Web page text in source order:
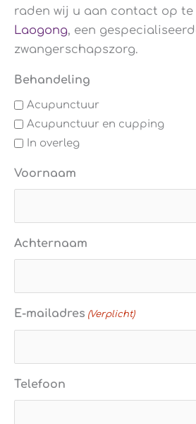
raden wij u aan contact op te
Laogong, een
zwangerschapszorg.
Behandeling
Acupunctuur
Acupunctuur en cupping
In overleg
Voornaam
Achternaam
E-mailadres (Verplicht)
Telefoon